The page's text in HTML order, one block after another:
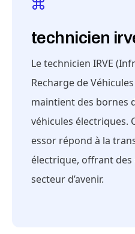
technicien
Le technicien IRVE
Recharge de
maintient des bornes
véhicules électriques.
essor répond à la
électrique, offrant
secteur d’avenir.